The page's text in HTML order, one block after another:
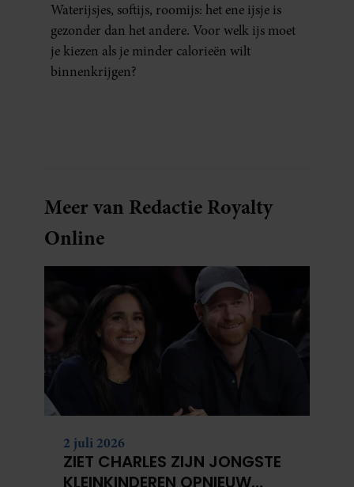
Waterijsjes, softijs, roomijs: het ene ijsje is
gezonder dan het andere. Voor welk ijs moet
je kiezen als je minder calorieën wilt
binnenkrijgen?
Meer van Redactie Royalty
Online
2 juli 2026
ZIET CHARLES ZIJN JONGSTE
KLEINKINDEREN OPNIEUW